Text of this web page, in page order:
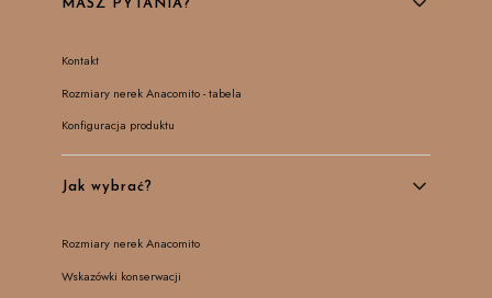
MASZ PYTANIA?
Kontakt
Rozmiary nerek Anacomito - tabela
Konfiguracja produktu
Jak wybrać?
Rozmiary nerek Anacomito
Wskazówki konserwacji